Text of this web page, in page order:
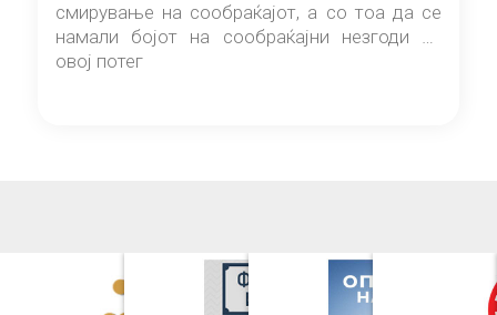
смирување на сообраќајот, а со тоа да се
намали бојот на сообраќајни незгоди на
овој потег